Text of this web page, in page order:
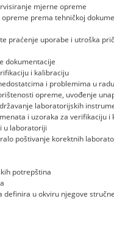
mjerne opreme
prema tehničkoj
praćenje uporabe i utroška
dokumentacije
i kalibraciju
i problemima u radu
opreme, uvođenje
laboratorijskih
i uzoraka za verifikaciju i
u laboratoriji
poštivanje korektnih
potrepština
u okviru njegove